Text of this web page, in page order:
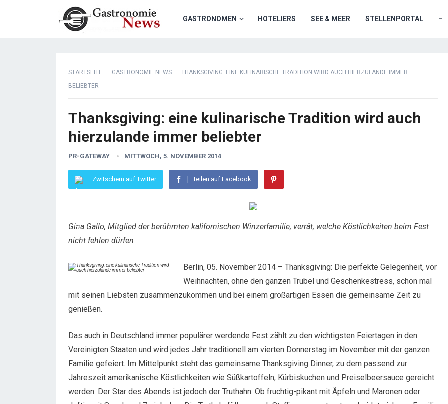
GASTRONOMEN HOTELIERS SEE & MEER STELLENPORTAL –
STARTSEITE GASTRONOMIE NEWS
THANKSGIVING: EINE KULINARISCHE TRADITION WIRD AUCH HIERZULANDE IMMER
BELIEBTER
Thanksgiving: eine kulinarische Tradition wird auch
hierzulande immer beliebter
PR-GATEWAY MITTWOCH, 5. NOVEMBER 2014
Zwitschern auf Twitter Teilen auf Facebook
Gina Gallo, Mitglied der berühmten kalifornischen Winzerfamilie, verrät, welche Köstlichkeiten beim Fest
nicht fehlen dürfen
Berlin, 05. November 2014 – Thanksgiving: Die perfekte Gelegenheit, vor
Weihnachten, ohne den ganzen Trubel und Geschenkestress, schon mal
mit seinen Liebsten zusammenzukommen und bei einem großartigen Essen die gemeinsame Zeit zu
genießen.
Das auch in Deutschland immer populärer werdende Fest zählt zu den wichtigsten Feiertagen in den
Vereinigten Staaten und wird jedes Jahr traditionell am vierten Donnerstag im November mit der ganzen
Familie gefeiert. Im Mittelpunkt steht das gemeinsame Thanksgiving Dinner, zu dem passend zur
Jahreszeit amerikanische Köstlichkeiten wie Süßkartoffeln, Kürbiskuchen und Preiselbeersauce gereicht
werden. Der Star des Abends ist jedoch der Truthahn. Ob fruchtig-pikant mit Äpfeln und Maronen oder